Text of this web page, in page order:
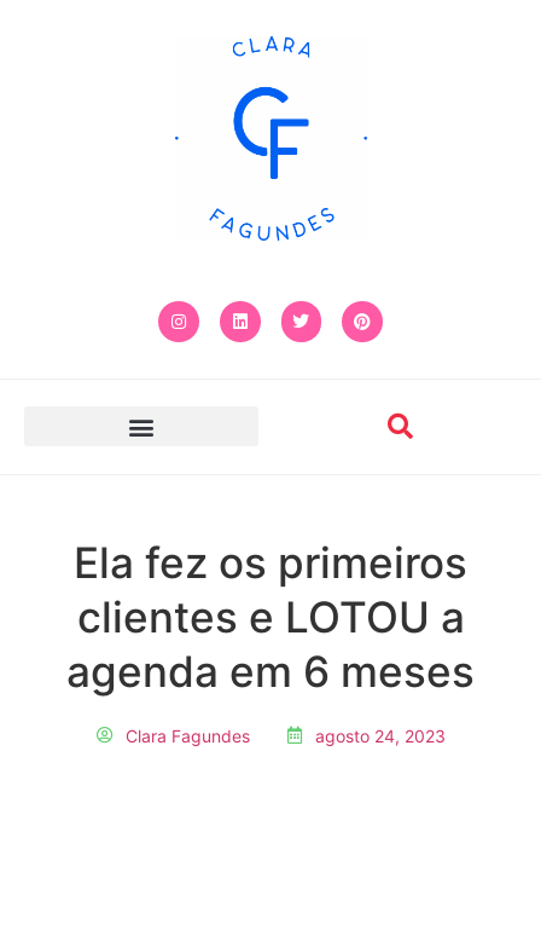
Ela fez os primeiros
clientes e LOTOU a
agenda em 6 meses
Clara Fagundes agosto 24, 2023